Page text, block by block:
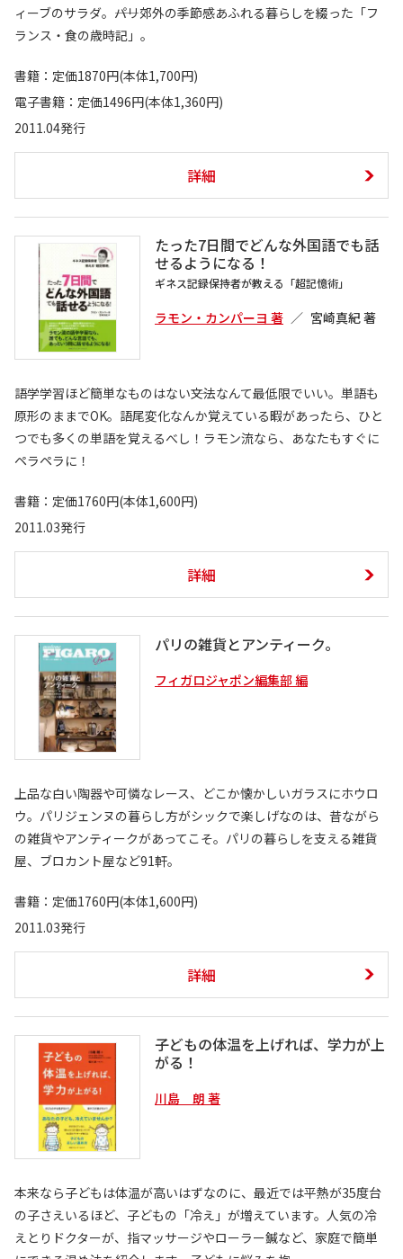
ィーブのサラダ。――パリ郊外の季節感あふれる暮らしを綴った「フ
ランス・食の歳時記」。
書籍：定価1870円(本体1,700円)
電子書籍：定価1496円(本体1,360円)
2011.04発行
詳細
たった7日間でどんな外国語でも話
せるようになる！
ギネス記録保持者が教える「超記憶術」
ラモン・カンパーヨ 著 宮崎真紀 著
語学学習ほど簡単なものはない――文法なんて最低限でいい。単語も
原形のままでOK。語尾変化なんか覚えている暇があったら、ひと
つでも多くの単語を覚えるべし！ラモン流なら、あなたもすぐに
ペラペラに！
書籍：定価1760円(本体1,600円)
2011.03発行
詳細
パリの雑貨とアンティーク。
フィガロジャポン編集部 編
上品な白い陶器や可憐なレース、どこか懐かしいガラスにホウロ
ウ。パリジェンヌの暮らし方がシックで楽しげなのは、昔ながら
の雑貨やアンティークがあってこそ。パリの暮らしを支える雑貨
屋、ブロカント屋など91軒。
書籍：定価1760円(本体1,600円)
2011.03発行
詳細
子どもの体温を上げれば、学力が上
がる！
川島 朗 著
本来なら子どもは体温が高いはずなのに、最近では平熱が35度台
の子さえいるほど、子どもの「冷え」が増えています。人気の冷
えとりドクターが、指マッサージやローラー鍼など、家庭で簡単